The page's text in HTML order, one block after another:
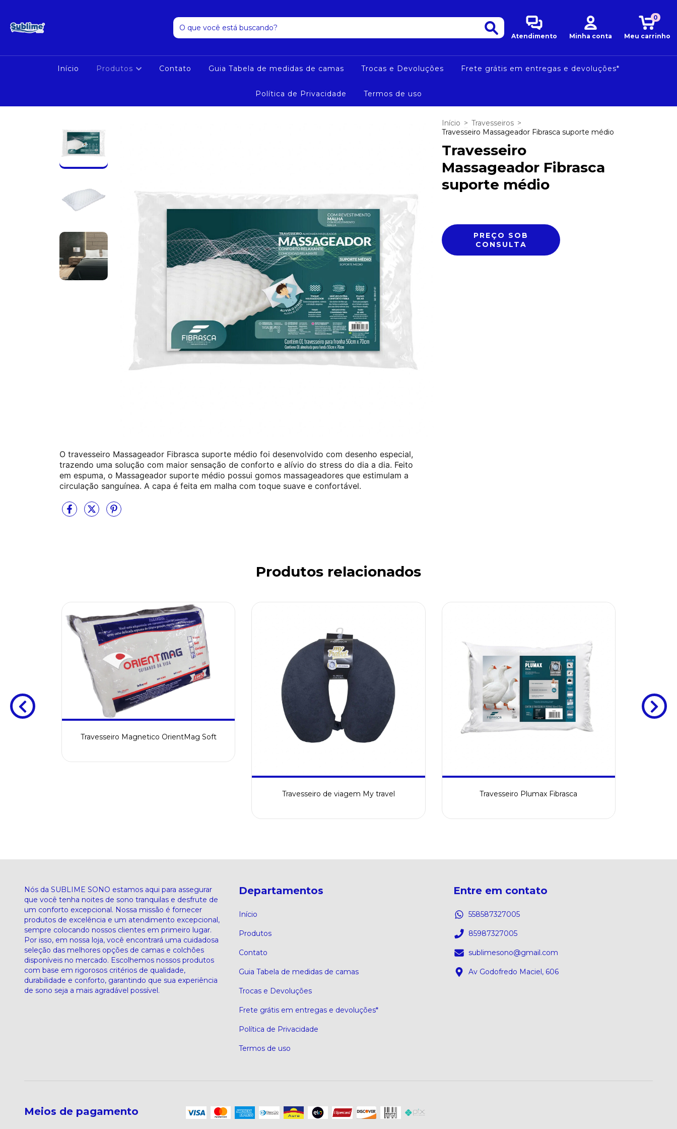
Atendimento Minha conta Meu carrinho
0
Início Produtos Contato Guia Tabela de medidas de camas Trocas e Devoluções Frete grátis em entregas e devoluções*
Política de Privacidade Termos de uso
O travesseiro Massageador Fibrasca suporte médio foi desenvolvido com desenho especial,
trazendo uma solução com maior sensação de conforto e alívio do stress do dia a dia. Feito
em espuma, o Massageador suporte médio possui gomos massageadores que estimulam a
circulação sanguínea. A capa é feita em malha com toque suave e confortável.
Início > Travesseiros >
Travesseiro Massageador Fibrasca suporte médio
Travesseiro
Massageador Fibrasca
suporte médio
Produtos relacionados
Travesseiro Magnetico OrientMag Soft
Travesseiro de viagem My travel Travesseiro Plumax Fibrasca
Nós da SUBLIME SONO estamos aqui para assegurar
que você tenha noites de sono tranquilas e desfrute de
um conforto excepcional. Nossa missão é fornecer
produtos de excelência e um atendimento excepcional,
sempre colocando nossos clientes em primeiro lugar.
Por isso, em nossa loja, você encontrará uma cuidadosa
seleção das melhores opções de camas e colchões
disponíveis no mercado. Escolhemos nossos produtos
com base em rigorosos critérios de qualidade,
durabilidade e conforto, garantindo que sua experiência
de sono seja a mais agradável possível.
Departamentos
Início
Produtos
Contato
Guia Tabela de medidas de camas
Trocas e Devoluções
Frete grátis em entregas e devoluções*
Política de Privacidade
Termos de uso
Entre em contato
558587327005
85987327005
sublimesono@gmail.com
Av Godofredo Maciel, 606
Meios de pagamento